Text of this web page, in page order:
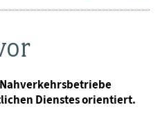
Dienstes orientiert.